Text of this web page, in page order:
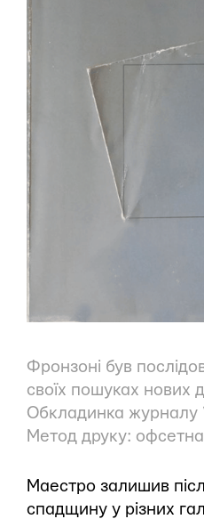
Фронзоні був
своїх пошуках нових
Обкладинка журналу
Метод друку: офсетна
Маестро залишив
спадщину у різних